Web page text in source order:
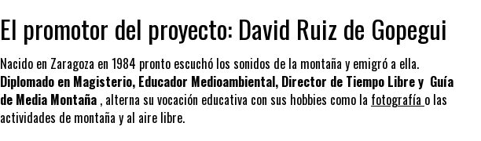
El promotor del proyecto: David Ruiz de Gopegui
Nacido en Zaragoza en 1984 pronto escuchó los sonidos de la montaña y emigró a ella.
Diplomado en Magisterio, Educador Medioambiental, Director de Tiempo Libre y Guía
de Media Montaña , alterna su vocación educativa con sus hobbies como la fotografía o las
actividades de montaña y al aire libre.